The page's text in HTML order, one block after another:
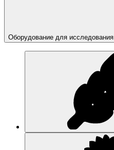
Оборудование для исследования